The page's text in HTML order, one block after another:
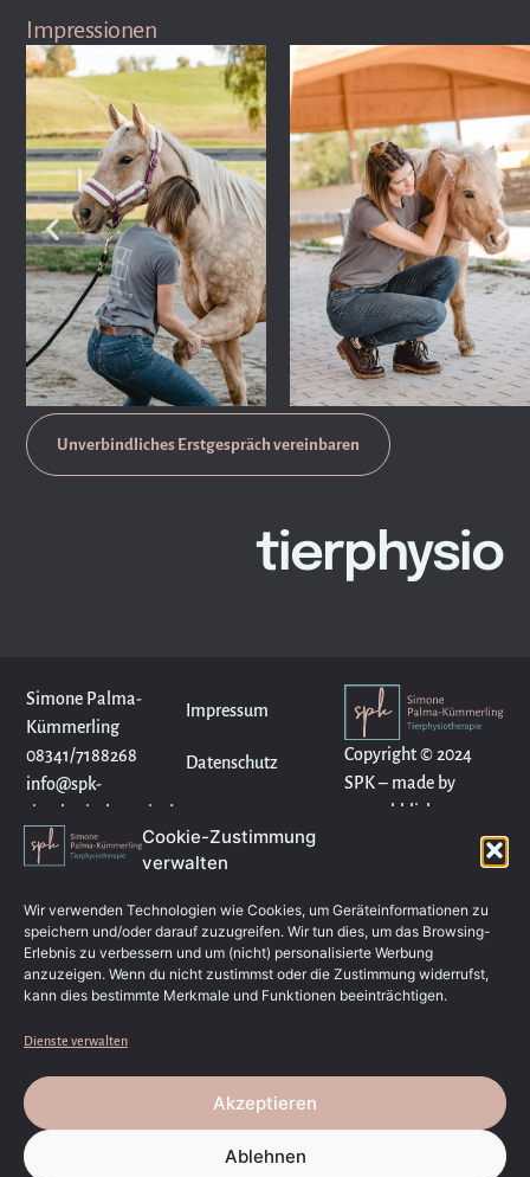
Cookie-Zustimmung
verwalten
Wir verwenden Technologien wie Cookies, um Geräteinformationen zu
speichern und/oder darauf zuzugreifen. Wir tun dies, um das Browsing-
Erlebnis zu verbessern und um (nicht) personalisierte Werbung
anzuzeigen. Wenn du nicht zustimmst oder die Zustimmung widerrufst,
kann dies bestimmte Merkmale und Funktionen beeinträchtigen.
Dienste verwalten
Akzeptieren
Ablehnen
Impressionen
Unverbindliches Erstgespräch vereinbaren
tierphysio
Copyright © 2024
SPK – made by
wunschklick
Impressum
Datenschutz
Simone Palma-
Kümmerling
08341/7188268
info@spk-
tierphysiotherapie.de